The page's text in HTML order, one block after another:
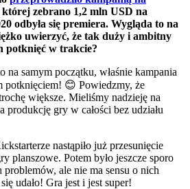
zebrano 1,2 mln USD na
odbyła się premiera. Wygląda to na
uwierzyć, że tak duży i ambitny
potknięć w trakcie?
na samym początku, właśnie kampania
potknięciem! 😊 Powiedzmy, że
większe. Mieliśmy nadzieję na
produkcję gry w całości bez udziału
nastąpiło już przesunięcie
planszowe. Potem było jeszcze sporo
ale nie ma sensu o nich
udało! Gra jest i jest super!